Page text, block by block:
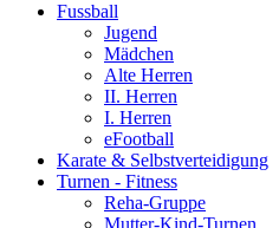
Fussball
Jugend
Mädchen
Alte Herren
II. Herren
I. Herren
eFootball
Karate & Selbstverteidigung
Turnen - Fitness
Reha-Gruppe